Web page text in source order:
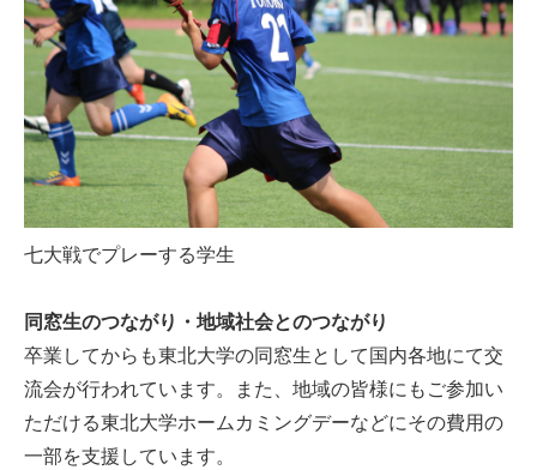
七大戦でプレーする学生
同窓生のつながり・地域社会とのつながり
卒業してからも東北大学の同窓生として国内各地にて交
流会が行われています。また、地域の皆様にもご参加い
ただける東北大学ホームカミングデーなどにその費用の
一部を支援しています。